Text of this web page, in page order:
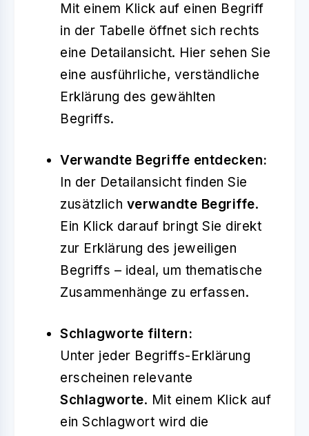
Mit einem Klick auf einen Begriff
in der Tabelle öffnet sich rechts
eine Detailansicht. Hier sehen Sie
eine ausführliche, verständliche
Erklärung des gewählten
Begriffs.
Verwandte Begriffe entdecken:
In der Detailansicht finden Sie
zusätzlich verwandte Begriffe.
Ein Klick darauf bringt Sie direkt
zur Erklärung des jeweiligen
Begriffs – ideal, um thematische
Zusammenhänge zu erfassen.
Schlagworte filtern:
Unter jeder Begriffs-Erklärung
erscheinen relevante
Schlagworte. Mit einem Klick auf
ein Schlagwort wird die